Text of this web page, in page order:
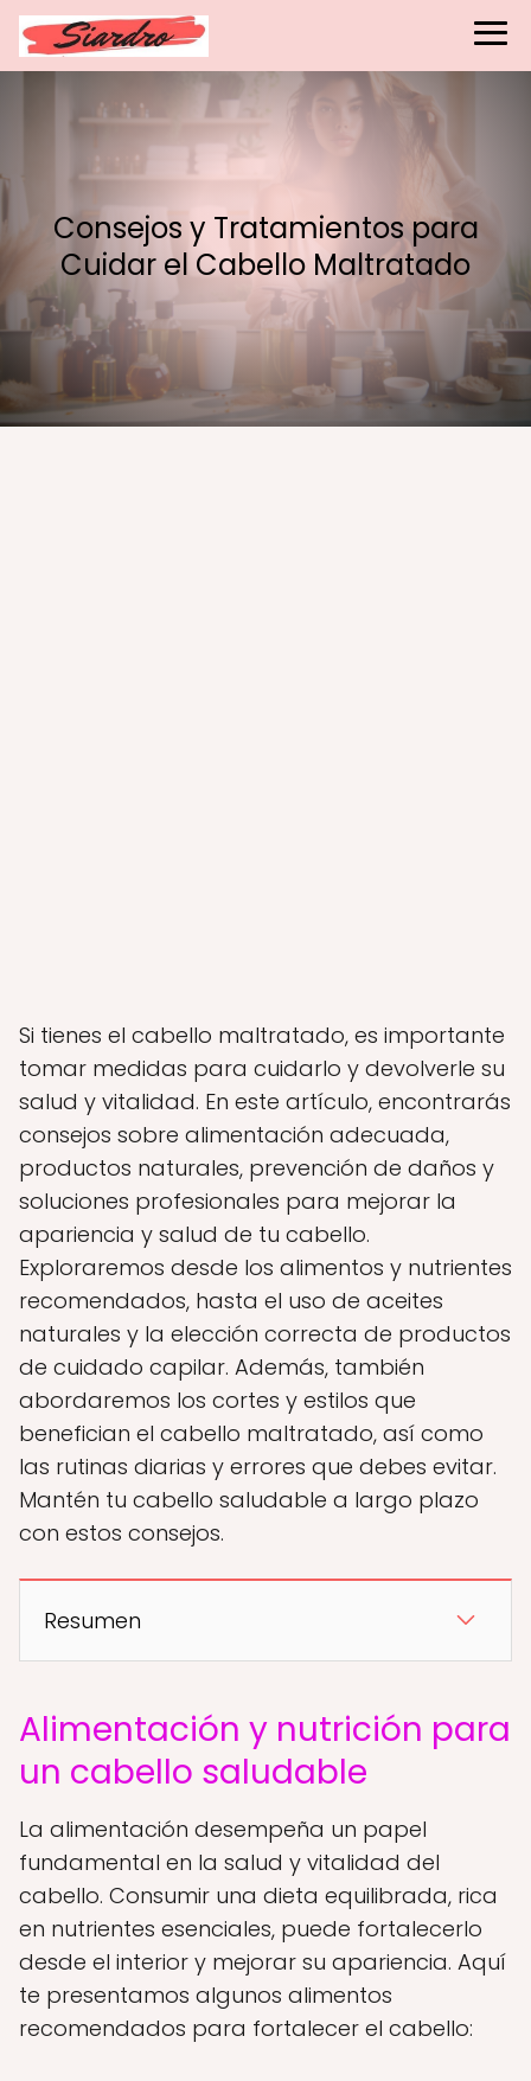
Consejos y Tratamientos para
Cuidar el Cabello Maltratado
Si tienes el cabello maltratado, es importante
tomar medidas para cuidarlo y devolverle su
salud y vitalidad. En este artículo, encontrarás
consejos sobre alimentación adecuada,
productos naturales, prevención de daños y
soluciones profesionales para mejorar la
apariencia y salud de tu cabello.
Exploraremos desde los alimentos y nutrientes
recomendados, hasta el uso de aceites
naturales y la elección correcta de productos
de cuidado capilar. Además, también
abordaremos los cortes y estilos que
benefician el cabello maltratado, así como
las rutinas diarias y errores que debes evitar.
Mantén tu cabello saludable a largo plazo
con estos consejos.
Resumen
Alimentación y nutrición para
un cabello saludable
La alimentación desempeña un papel
fundamental en la salud y vitalidad del
cabello. Consumir una dieta equilibrada, rica
en nutrientes esenciales, puede fortalecerlo
desde el interior y mejorar su apariencia. Aquí
te presentamos algunos alimentos
recomendados para fortalecer el cabello: